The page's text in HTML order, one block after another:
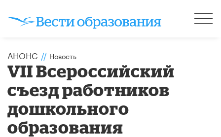
АНОНС // Новость
VII Всероссийский
съезд работников
дошкольного
образования